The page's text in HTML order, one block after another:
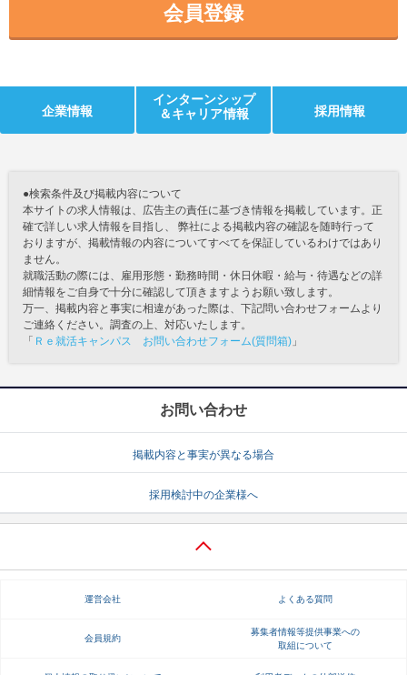
会員登録
企業情報
インターンシップ
＆キャリア情報
採用情報
●検索条件及び掲載内容について
本サイトの求人情報は、広告主の責任に基づき情報を掲載しています。正
確で詳しい求人情報を目指し、 弊社による掲載内容の確認を随時行って
おりますが、掲載情報の内容についてすべてを保証しているわけではあり
ません。
就職活動の際には、雇用形態・勤務時間・休日休暇・給与・待遇などの詳
細情報をご自身で十分に確認して頂きますようお願い致します。
万一、掲載内容と事実に相違があった際は、下記問い合わせフォームより
ご連絡ください。調査の上、対応いたします。
「 Ｒｅ就活キャンパス お問い合わせフォーム(質問箱) 」
お問い合わせ
掲載内容と事実が異なる場合
採用検討中の企業様へ
運営会社 よくある質問
会員規約
募集者情報等提供事業への
取組について